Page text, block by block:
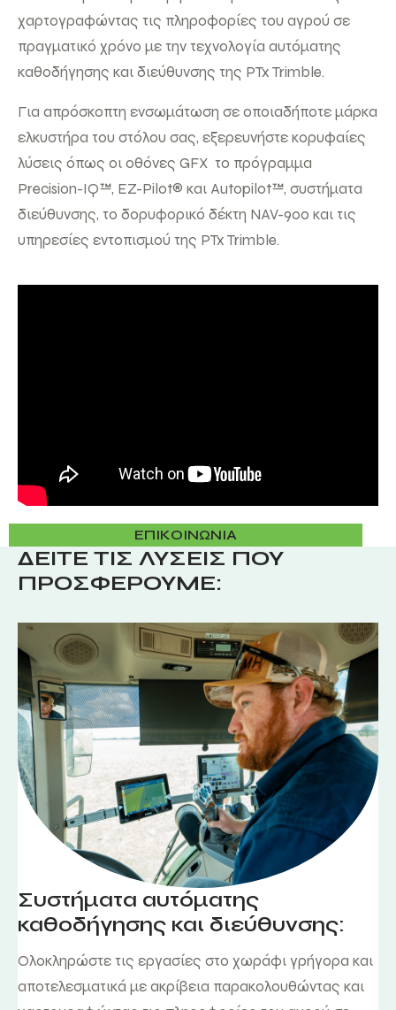
χαρτογραφώντας τις πληροφορίες του αγρού σε
πραγματικό χρόνο με την τεχνολογία αυτόματης
καθοδήγησης και διεύθυνσης της PTx Trimble.
Για απρόσκοπτη ενσωμάτωση σε οποιαδήποτε μάρκα
ελκυστήρα του στόλου σας, εξερευνήστε κορυφαίες
λύσεις όπως οι οθόνες GFX το πρόγραμμα
Precision-IQ™, EZ-Pilot® και Autopilot™, συστήματα
διεύθυνσης, το δορυφορικό δέκτη NAV-900 και τις
υπηρεσίες εντοπισμού της PTx Trimble.
ΕΠΙΚΟΙΝΩΝΙΑ
ΔΕΙΤΕ ΤΙΣ ΛΥΣΕΙΣ ΠΟΥ
ΠΡΟΣΦΕΡΟΥΜΕ:
Συστήματα αυτόματης
καθοδήγησης και διεύθυνσης:
Ολοκληρώστε τις εργασίες στο χωράφι γρήγορα και
αποτελεσματικά με ακρίβεια παρακολουθώντας και